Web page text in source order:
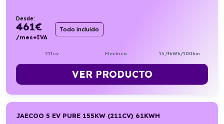
Desde:
461€
/mes+IVA
Todo incluido
211cv Eléctrico 15,9kWh/100km
VER PRODUCTO
JAECOO 5 EV PURE 155KW (211CV) 61KWH